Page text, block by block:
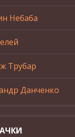
Небаба
Трубар
Данченко